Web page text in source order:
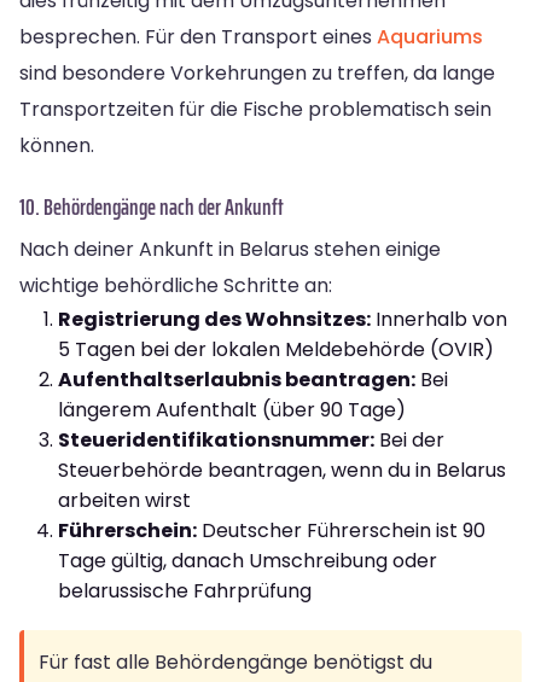
besprechen. Für den Transport eines Aquariums
sind besondere Vorkehrungen zu treffen, da lange
Transportzeiten für die Fische problematisch sein
können.
10. Behördengänge nach der Ankunft
Nach deiner Ankunft in Belarus stehen einige
wichtige behördliche Schritte an:
Registrierung des Wohnsitzes: Innerhalb von
5 Tagen bei der lokalen Meldebehörde (OVIR)
Aufenthaltserlaubnis beantragen: Bei
längerem Aufenthalt (über 90 Tage)
Steueridentifikationsnummer: Bei der
Steuerbehörde beantragen, wenn du in Belarus
arbeiten wirst
Führerschein: Deutscher Führerschein ist 90
Tage gültig, danach Umschreibung oder
belarussische Fahrprüfung
Für fast alle Behördengänge benötigst du